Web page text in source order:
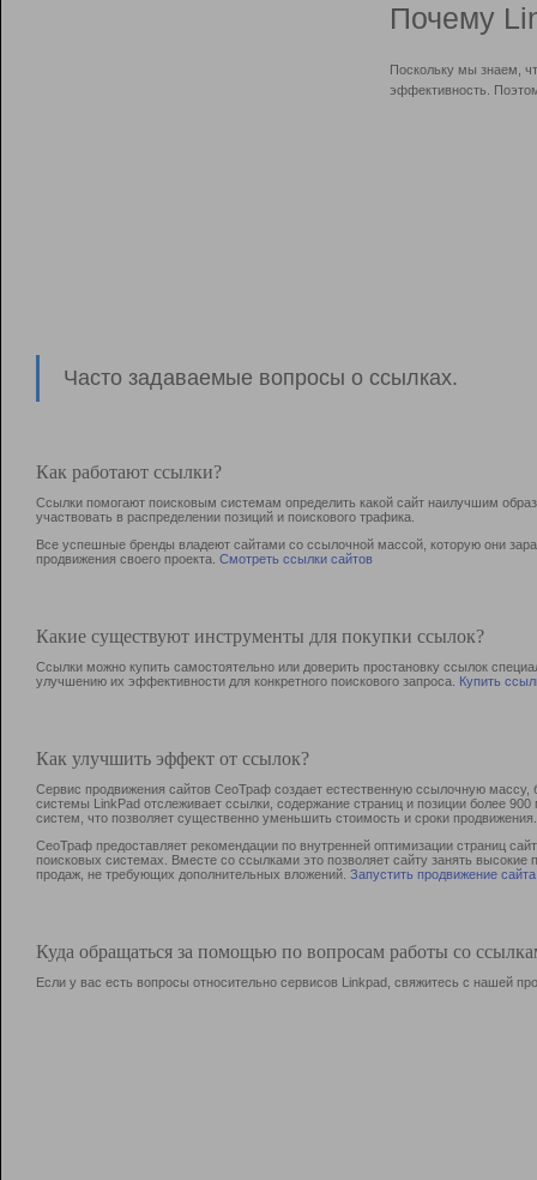
Почему
Поскольку мы знаем,
эффективность.
Часто задаваемые вопросы о ссылках.
Как работают ссылки?
Ссылки помогают поисковым системам определить какой сайт наилучшим
участвовать в раcпределении позиций и поискового трафика.
Все успешные бренды владеют сайтами со ссылочной массой, которую они
продвижения своего проекта. Смотреть ссылки сайтов
Какие существуют инструменты для покупки ссылок?
Ссылки можно купить самостоятельно или доверить простановку ссылок
улучшению их эффективности для конкретного поискового запроса. Купить
Как улучшить эффект от ссылок?
Сервис продвижения сайтов СеоТраф создает естественную ссылочную
системы LinkPad отслеживает ссылки, содержание страниц и позиции более
систем, что позволяет существенно уменьшить стоимость и сроки продвижения.
СеоТраф предоставляет рекомендации по внутренней оптимизации страниц
поисковых системах. Вместе со ссылками это позволяет сайту занять
продаж, не требующих дополнительных вложений. Запустить продвижение сайта
Куда обращаться за помощью по вопросам работы со
Если у вас есть вопросы относительно сервисов Linkpad, свяжитесь с нашей